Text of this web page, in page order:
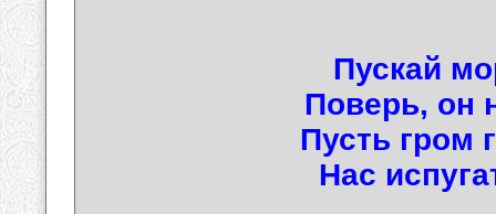
Пускай
Поверь, он
Пусть гром
Нас